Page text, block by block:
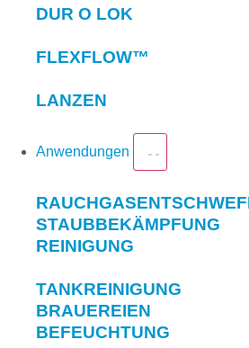
DUR O LOK
FLEXFLOW™
LANZEN
Anwendungen
STAUBBEKÄMPFUNG
REINIGUNG
TANKREINIGUNG
BRAUEREIEN
BEFEUCHTUNG